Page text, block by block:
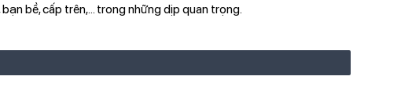
bề, cấp trên,... trong những dịp quan trọng.